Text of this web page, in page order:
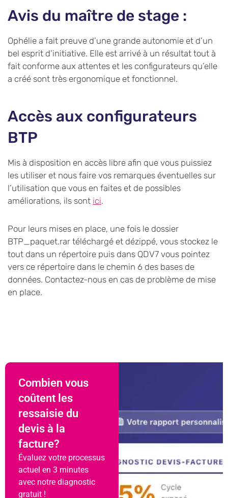
Avis du maître de stage :
Ophélie a fait preuve d’une grande autonomie et d’un
bel esprit d’initiative. Elle est arrivé à un résultat tout à
fait conforme aux attentes et les configurateurs qu’elle
a créé sont très ergonomique et fonctionnel.
Accès aux configurateurs
BTP
Mis à disposition en accès libre afin que vous puissiez
les utiliser et nous faire vos remarques éventuelles sur
l’utilisation que vous en faites et de possibles
améliorations, ils sont ici.
Pour leurs mises en place, une fois le dossier
BTP_paquet.rar téléchargé et dézippé, vous stockez le
tout dans un répertoire puis dans QDV7 vous pointez
vers ce répertoire dans le chemin 6 des bases de
données. Contactez-nous en cas de problème de mise
en place.
Combien vous
coûtent les
ressaisie du
devis à la
facture?
Évaluez votre processus
actuel en 3 minutes
avec notre diagnostic
gratuit !